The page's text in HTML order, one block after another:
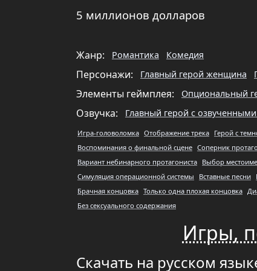
5 миллионов долларов
Жанр: Романтика Комедия
Персонажи: Главный герой женщина
Элементы геймплея: Опциональный
Озвучка: Главный герой с
Игра-головоломка Отображение трека Герой с
Воспоминания о финальной сцене Соперник
Вариант небинарного протагониста Выбор
Симуляция операционной системы
Вставные песни
Брачная концовка Только одна плохая концовка
Без сексуального содержания
Игры,
Скачать на русском